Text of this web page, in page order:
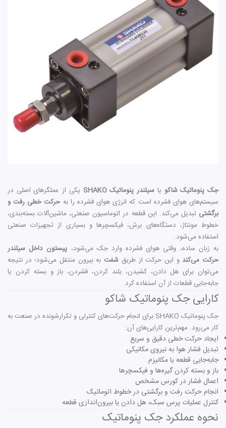
جک پنوماتیک شاکو یا سیلندر پنوماتیک SHAKO
یکی از عملگرهای اصلی در
سیستم‌های هوای فشرده است که انرژی هوای فشرده را بهحرکت خطی رفت و
برگشتی تبدیل می‌کند. این قطعه در اتوماسیون صنعتی، ماشین‌آلات بسته‌بندی،
خطوط مونتاژ، دستگاه‌های برش، فیکسچرها و بسیاری از تجهیزات صنعتی
استفاده می‌شود.
به زبان ساده، وقتی هوای فشرده وارد جک می‌شود، پیستون داخل سیلندر
حرکت می‌کند و این حرکت از طریق شفت به بیرون منتقل می‌شود؛ در نتیجه
می‌توان برای هل دادن، کشیدن، بلند کردن، فشردن، باز و بسته کردن یا
جابه‌جایی قطعات از آن استفاده کرد.
کارایی جک پنوماتیک شاکو
جک پنوماتیک SHAKO برای انجام حرکت‌های کنترلی و تکرارشونده در صنعت به
کار می‌رود. مهم‌ترین کارایی‌های آن:
ایجاد حرکت خطی دقیق و سریع
تبدیل فشار هوا به نیروی مکانیکی
جابه‌جایی قطعه یا مکانیزم
باز و بسته کردن گیره‌ها و فیکسچرها
اعمال فشار در کورس مشخص
انجام حرکت رفت و برگشتی در خطوط اتوماتیک
کنترل عملیات پرس سبک، هل دادن یا بیرون‌اندازی قطعه
نحوه عملکرد جک پنوماتیک